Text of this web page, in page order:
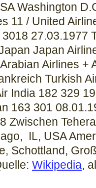
Washington
11 / United
27.03.1977
Japan
Airlines +
Turkish
India 182 329
163 301
Zwischen
IL, USA
Schottland,
Wikipedia,